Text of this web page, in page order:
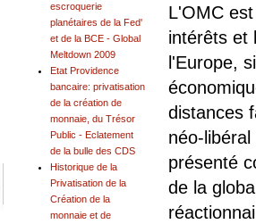
L'OMC
intérêts et
l'Europe,
distances
néo-
présenté
de la
escroquerie
planétaires de la Fed'
et de la BCE - Global
Meltdown 2009
Etat Providence
bancaire: privatisation
de la création de
monnaie, du Trésor
Public - Eclatement
de la bulle des CDS
Historique de la
Privatisation de la
Création de la
monnaie et de